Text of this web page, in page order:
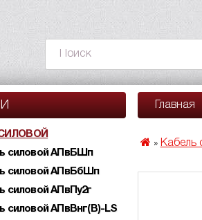
силовой АПвБШп
силовой АПвБбШп
силовой АПвПу2г
силовой АПвВнг(B)-LS
Главная
» Кабель